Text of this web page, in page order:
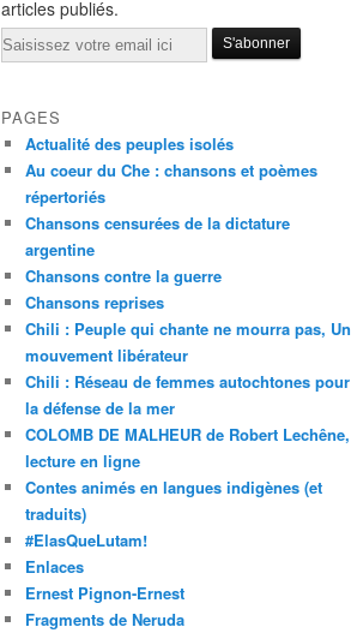
articles publiés.
Email
PAGES
Actualité des peuples isolés
Au coeur du Che : chansons et poèmes
répertoriés
Chansons censurées de la dictature
argentine
Chansons contre la guerre
Chansons reprises
Chili : Peuple qui chante ne mourra pas, Un
mouvement libérateur
Chili : Réseau de femmes autochtones pour
la défense de la mer
COLOMB DE MALHEUR de Robert Lechêne,
lecture en ligne
Contes animés en langues indigènes (et
traduits)
#ElasQueLutam!
Enlaces
Ernest Pignon-Ernest
Fragments de Neruda